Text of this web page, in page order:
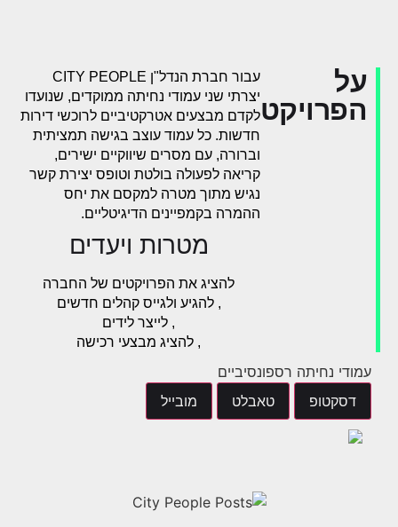
על
הפרויקט
עבור חברת הנדל"ן CITY PEOPLE
יצרתי שני עמודי נחיתה ממוקדים, שנועדו
לקדם מבצעים אטרקטיביים לרוכשי דירות
חדשות. כל עמוד עוצב בגישה תמציתית
וברורה, עם מסרים שיווקיים ישירים,
קריאה לפעולה בולטת וטופס יצירת קשר
נגיש מתוך מטרה למקסם את יחס
ההמרה בקמפיינים הדיגיטליים.
מטרות ויעדים
להציג את הפרויקטים של החברה
, להגיע ולגייס קהלים חדשים
, לייצר לידים
, להציג מבצעי רכישה
עמודי נחיתה רספונסיביים
דסקטופ
טאבלט מובייל